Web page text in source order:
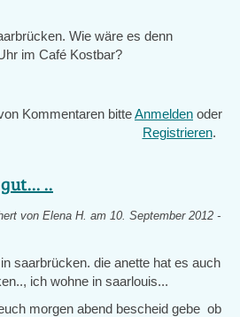
Wie wäre es denn
im Café Kostbar?
Kommentaren bitteAnmelden oder
Registrieren.
..
von Elena H. am 10. September 2012 -
saarbrücken. die anette hat es auch
ich wohne in saarlouis...
morgen abend bescheid gebe ob